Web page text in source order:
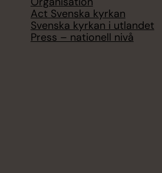
Act Svenska kyrkan
Svenska kyrkan i utlandet
Press – nationell nivå